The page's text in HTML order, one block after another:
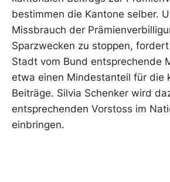
bestimmen die Kantone selber.
Missbrauch der
Sparzwecken zu stoppen,
Stadt vom Bund entsprechende
etwa einen Mindestanteil für die
Beiträge. Silvia Schenker wird
entsprechenden Vorstoss im
einbringen.